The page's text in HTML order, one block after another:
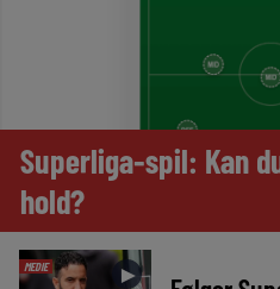
Superliga-spil: Kan
hold?
MEDIE ►